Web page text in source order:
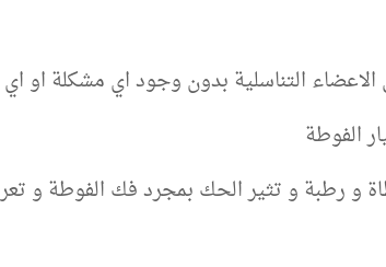
التناسلية بدون وجود اي مشكلة او
الفوطة
و رطبة و تثير الحك بمجرد فك الفوطة و